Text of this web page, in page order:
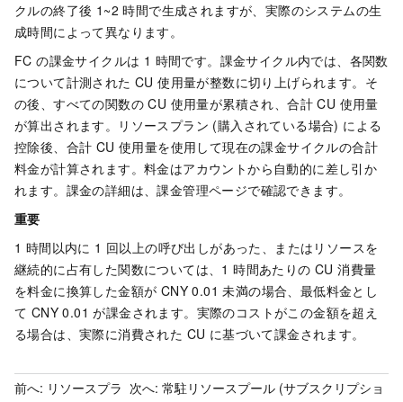
クルの終了後 1~2 時間で生成されますが、実際のシステムの生
成時間によって異なります。
FC の課金サイクルは 1 時間です。課金サイクル内では、各関数
について計測された CU 使用量が整数に切り上げられます。そ
の後、すべての関数の CU 使用量が累積され、合計 CU 使用量
が算出されます。リソースプラン (購入されている場合) による
控除後、合計 CU 使用量を使用して現在の課金サイクルの合計
料金が計算されます。料金はアカウントから自動的に差し引か
れます。課金の詳細は、課金管理ページで確認できます。
重要
1 時間以内に 1 回以上の呼び出しがあった、またはリソースを
継続的に占有した関数については、1 時間あたりの CU 消費量
を料金に換算した金額が CNY 0.01 未満の場合、最低料金とし
て CNY 0.01 が課金されます。実際のコストがこの金額を超え
る場合は、実際に消費された CU に基づいて課金されます。
前へ: リソースプラ 次へ: 常駐リソースプール (サブスクリプショ